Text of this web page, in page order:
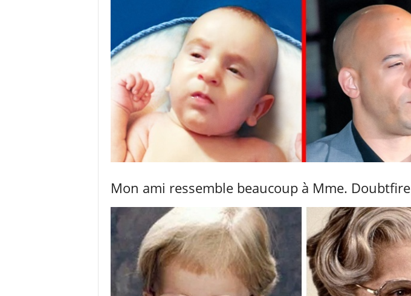
Mon ami ressemble beaucoup à Mme. Doubtfire